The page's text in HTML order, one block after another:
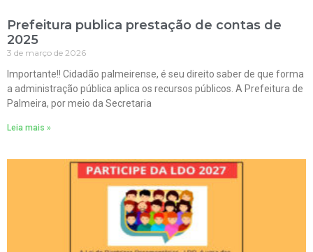
Prefeitura publica prestação de contas de
2025
3 de março de 2026
Importante!! Cidadão palmeirense, é seu direito saber de que forma
a administração pública aplica os recursos públicos. A Prefeitura de
Palmeira, por meio da Secretaria
Leia mais »